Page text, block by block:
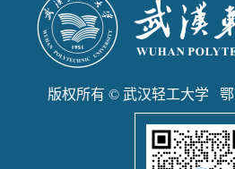
版权所有 © 武汉轻工大学 鄂